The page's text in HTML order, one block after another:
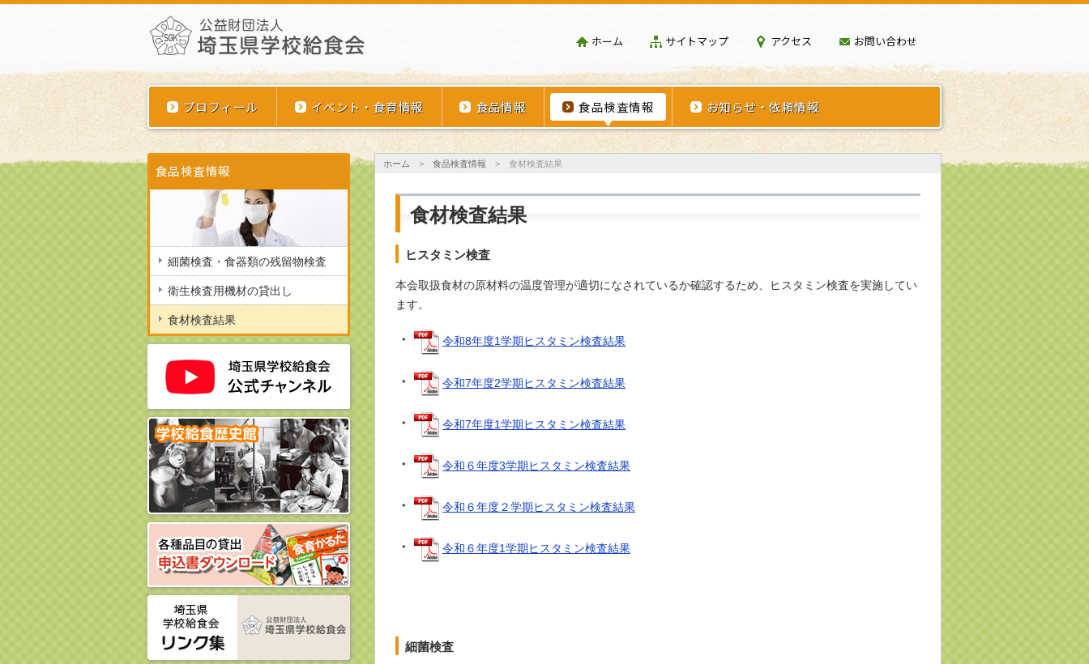
ホーム サイトマップ アクセス お問い合わせ
プロフィール イベント・食育情報 食品情報 食品検査情報 お知らせ・依頼情報
ホーム > 食品検査情報 > 食材検査結果
食材検査結果
ヒスタミン検査
本会取扱食材の原材料の温度管理が適切になされているか確認するため、ヒスタミン検査を実施してい
ます。
・ 令和8年度1学期ヒスタミン検査結果
・ 令和7年度2学期ヒスタミン検査結果
・ 令和7年度1学期ヒスタミン検査結果
・ 令和６年度3学期ヒスタミン検査結果
・ 令和６年度２学期ヒスタミン検査結果
・ 令和６年度1学期ヒスタミン検査結果
細菌検査
食品検査情報
細菌検査・食器類の残留物検査
衛生検査用機材の貸出し
食材検査結果